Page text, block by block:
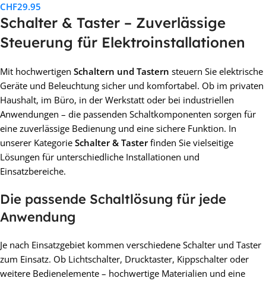
CHF29.95
Schalter & Taster – Zuverlässige
Steuerung für Elektroinstallationen
Mit hochwertigen Schaltern und Tastern steuern Sie elektrische
Geräte und Beleuchtung sicher und komfortabel. Ob im privaten
Haushalt, im Büro, in der Werkstatt oder bei industriellen
Anwendungen – die passenden Schaltkomponenten sorgen für
eine zuverlässige Bedienung und eine sichere Funktion. In
unserer Kategorie Schalter & Tasterfinden Sie vielseitige
Lösungen für unterschiedliche Installationen und
Einsatzbereiche.
Die passende Schaltlösung für jede
Anwendung
Je nach Einsatzgebiet kommen verschiedene Schalter und Taster
zum Einsatz. Ob Lichtschalter, Drucktaster, Kippschalter oder
weitere Bedienelemente – hochwertige Materialien und eine